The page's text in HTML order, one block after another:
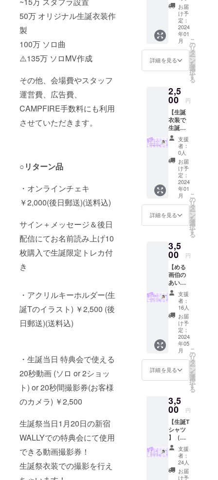
50万 オリジナル生誕衣装作
製
100万 ソロ曲
⚠️135万 ソロMV作成
その他、会場費やスタッフ
運営費、広告費、
CAMPFIRE手数料にも利用
させていただきます。
○リターン品
・オンラインチェキ
￥2,000(後日郵送)(送料込)
サイン＋メッセージ＆後日
配信にてお名前読み上げ10
枚購入で生誕限定トレカ付
き
・アクリルキーホルダー(生
誕Tのイラスト) ￥2,500 (後
日郵送)(送料込)
・生誕当日 特典会で使える
20秒動画 (ソロ or 2ショッ
ト) or 20秒間撮影券(お客様
のカメラ) ￥2,500
生誕祭当日1月20日の新宿
WALLYでの特典会にて使用
できる動画撮影券！
生誕祭衣装での撮影を行え
or 2
ショッ
ト) or
20秒間
撮影券
(お客様
のカメ
ラ) 】
生誕祭
当日1月
新宿
WALLY
での特
典会に
て使用
できる
動画撮
影券！
生誕祭
衣装で
の撮影
を行え
ちゃい
ます！
20秒動
画 (ソロ
or 2
ト) もし
秒間撮
影券(お
客様の
カメラ)
として
お使い
いただ
けま
す。 当
日撮影
券をお
渡しの
際に、
動画か
静止画
かをス
タッフ
※後物販
でのみ
能で
す。カ
メラや
スマホ
をご準
備の上
お並び
お届
け予
定：
2024
年01
月
詳細を見る
こ
の
リ
タ
ー
ン
を
選
択
す
る
2,5
00 円
【生誕
衣装で
生誕後
夜祭(1
月21
日/22日)
オンラ
イン
トーク
分）】
1月21日
もしく
は22日
にオン
ライン
トーク
ができ
ます。
時間調
整につ
きまし
ては、
別途い
ただい
たメー
ルアド
レスに
メール
をお送
りいた
しま
す。 ※
トータ
ル10分
を上限
といた
します
のでご
注意く
ださ
い。 ※
備考欄
に「①
支援
者：
0人
お届
け予
定：
2024
年01
月
詳細を見る
こ
の
リ
タ
ー
ン
を
選
択
す
る
3,5
00 円
【める
画伯の
あい
じょー
たっぷ
り♡お
絵描き
チェ
キ】
（後日
郵送の
み）(送
料込) 裏
面まで
メッ
セージ
備考欄
にニッ
クネー
ム を記
載して
くださ
い。
支援
者：
16人
お届
け予
定：
2024
年05
月
詳細を見る
こ
の
リ
タ
ー
ン
を
選
択
す
る
3,5
00 円
【生誕T
シャツ
】（郵
送可
能） ※
当日受
け取り
もしく
支援
者：
24人
お届
け予